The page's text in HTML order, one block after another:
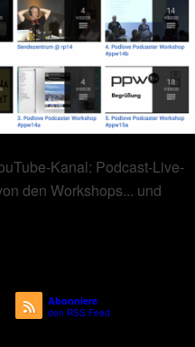
Kanal: Podcast-Live-
den Workshops... und
Abonniere
den RSS Feed